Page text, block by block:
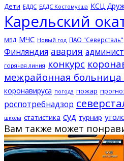
Дети ЕДДС ЕДДС Костомукша КСЦ
Карельский
МВД МЧС Новый год ПАО "Северсталь"
Финляндия авария
горячая линия конкурс
межрайонная
коронавируса погода пожар
роспотребнадзор
школа статистика суд турнир
Вам также может